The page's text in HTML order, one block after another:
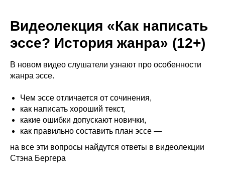
Видеолекция «Как написать
эссе? История жанра» (12+)
В новом видео слушатели узнают про особенности
жанра эссе.
Чем эссе отличается от сочинения,
как написать хороший текст,
какие ошибки допускают новички,
как правильно составить план эссе —
на все эти вопросы найдутся ответы в видеолекции
Стэна Бергера